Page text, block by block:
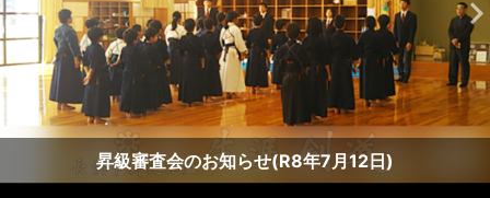
昇級審査会のお知らせ(R8年7月12日)